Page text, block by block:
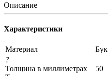
Описание
Характеристики
Материал
Бук
?
Толщина в миллиметрах
50